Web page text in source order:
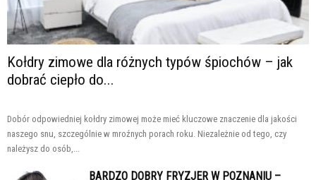
Kołdry zimowe dla różnych typów śpiochów – jak
dobrać ciepło do...
Dobór odpowiedniej kołdry zimowej może mieć kluczowe znaczenie dla jakości
naszego snu, szczególnie w mroźnych porach roku. Niezależnie od tego, czy
należysz do osób,...
BARDZO DOBRY FRYZJER W POZNANIU –